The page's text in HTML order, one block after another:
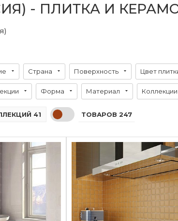
- ПЛИТКА И
Страна Поверхность Цвет
Форма Материал Коллекции
41 ТОВАРОВ 247